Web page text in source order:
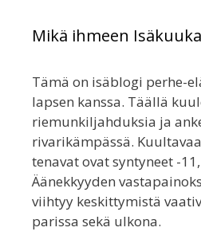
Mikä ihmeen
Tämä on isäblogi perhe-
lapsen kanssa. Täällä
riemunkiljahduksia ja
rivarikämpässä.
tenavat ovat syntyneet -
Äänekkyyden
viihtyy keskittymistä
parissa sekä ulkona.